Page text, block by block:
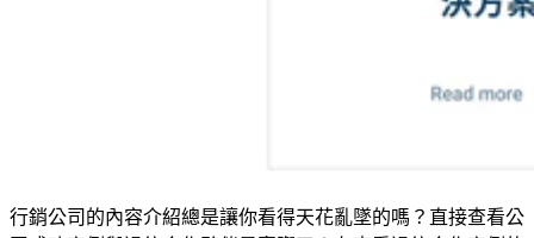
行銷公司的內容介紹總是讓你看得天花亂墜的嗎？直接查看公